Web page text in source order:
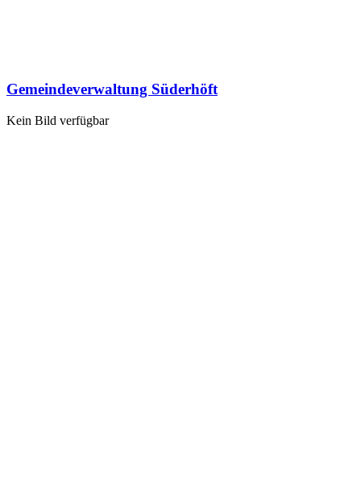
Gemeindeverwaltung Süderhöft
Kein Bild verfügbar